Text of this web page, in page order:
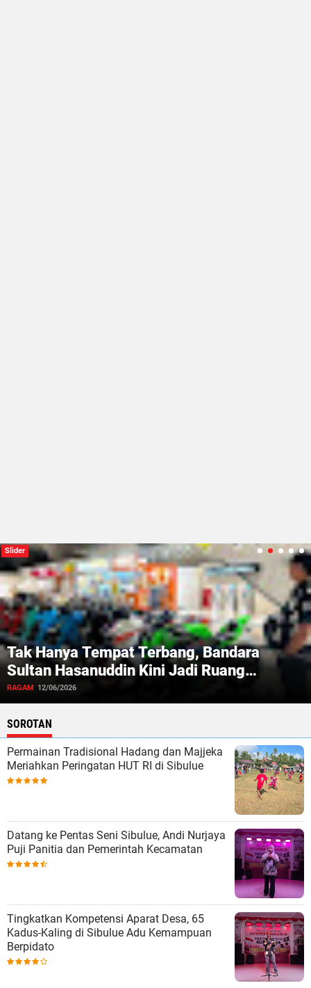
Slider
Tak Hanya Tempat Terbang, Bandara
Sultan Hasanuddin Kini Jadi Ruang
Kreativitas Komunitas
RAGAM 12/06/2026
SOROTAN
Permainan Tradisional Hadang dan Majjeka
Meriahkan Peringatan HUT RI di Sibulue
Datang ke Pentas Seni Sibulue, Andi Nurjaya
Puji Panitia dan Pemerintah Kecamatan
Tingkatkan Kompetensi Aparat Desa, 65
Kadus-Kaling di Sibulue Adu Kemampuan
Berpidato